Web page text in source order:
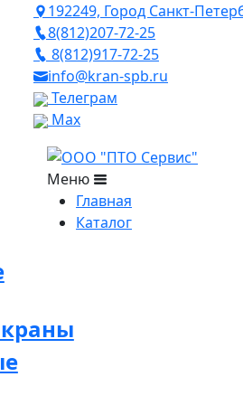
192249, Город Санкт-
8(812)207-72-25
8(812)917-72-25
info@kran-spb.ru
Телеграм
Max
Меню
Главная
Каталог